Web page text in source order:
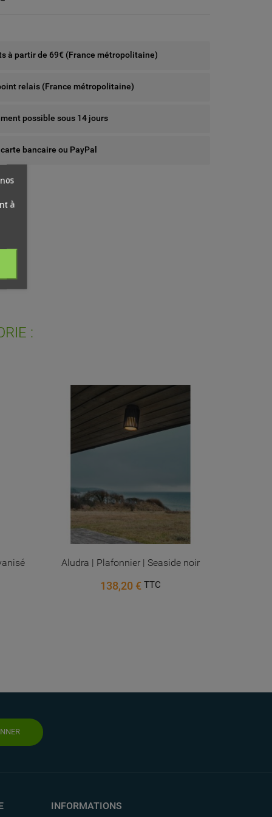
à partir de 69€ (France métropolitaine)
relais (France métropolitaine)
possible sous 14 jours
bancaire ou PayPal
:
Aludra | Plafonnier | Seaside noir
138,20 € TTC
INFORMATIONS
à